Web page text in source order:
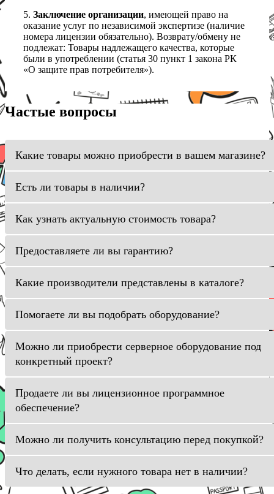
5. Заключение организации, имеющей право на
оказание услуг по независимой экспертизе (наличие
номера лицензии обязательно). Возврату/обмену не
подлежат: Товары надлежащего качества, которые
были в употреблении (статья 30 пункт 1 закона РК
«О защите прав потребителя»).
Частые вопросы
Какие товары можно приобрести в вашем магазине?
Есть ли товары в наличии?
Как узнать актуальную стоимость товара?
Предоставляете ли вы гарантию?
Какие производители представлены в каталоге?
Помогаете ли вы подобрать оборудование?
Можно ли приобрести серверное оборудование под
конкретный проект?
Продаете ли вы лицензионное программное
обеспечение?
Можно ли получить консультацию перед покупкой?
Что делать, если нужного товара нет в наличии?